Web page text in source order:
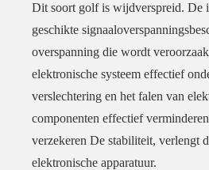
Dit soort golf is wijdverspreid. De
geschikte
overspanning die wordt
elektronische systeem effectief
verslechtering en het falen van
componenten effectief
verzekeren De stabiliteit, verlengt
elektronische apparatuur.